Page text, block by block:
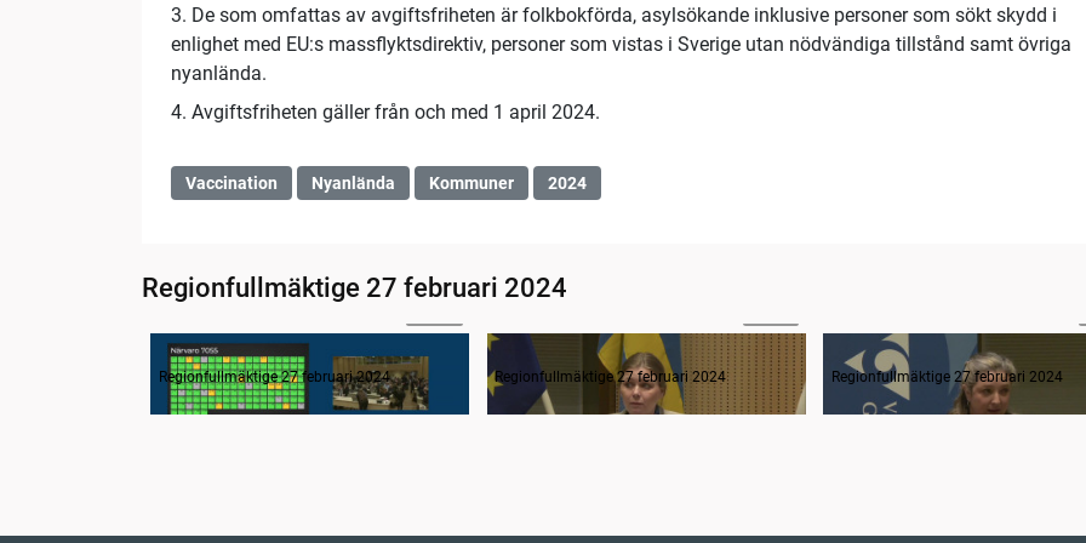
3. De som omfattas av avgiftsfriheten är folkbokförda, asylsökande inklusive personer som sökt skydd i
enlighet med EU:s massflyktsdirektiv, personer som vistas i Sverige utan nödvändiga tillstånd samt övriga
nyanlända.
4. Avgiftsfriheten gäller från och med 1 april 2024.
Vaccination Nyanlända Kommuner 2024
Regionfullmäktige 27 februari 2024
1. Inledning
Regionfullmäktige 27 februari 2024
2. Frågestund
Regionfullmäktige 27 februari 2024 Regionfullmäktige 27 februari 2024